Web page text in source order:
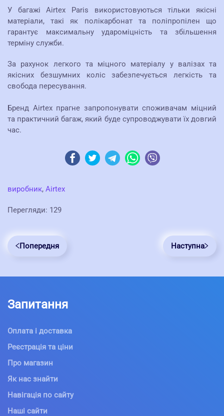
У багажі Airtex Paris використовуються тільки якісні
матеріали, такі як полікарбонат та поліпропілен що
гарантує максимальнуудароміцність та збільшення
терміну служби.
За рахунок легкого та міцного матеріалу у валізах та
якісних безшумних коліс забезпечується легкість та
свобода пересування.
Бренд Airtex прагне запропонувати споживачам міцний
та практичний багаж, який буде супроводжувати їх довгий
час.
виробник, Airtex
Перегляди: 129
Попередня Наступна
Запитання
Оплата і доставка
Реєстрація та ціни
Про магазин
Як нас знайти
Навігація по сайту
Наші сайти